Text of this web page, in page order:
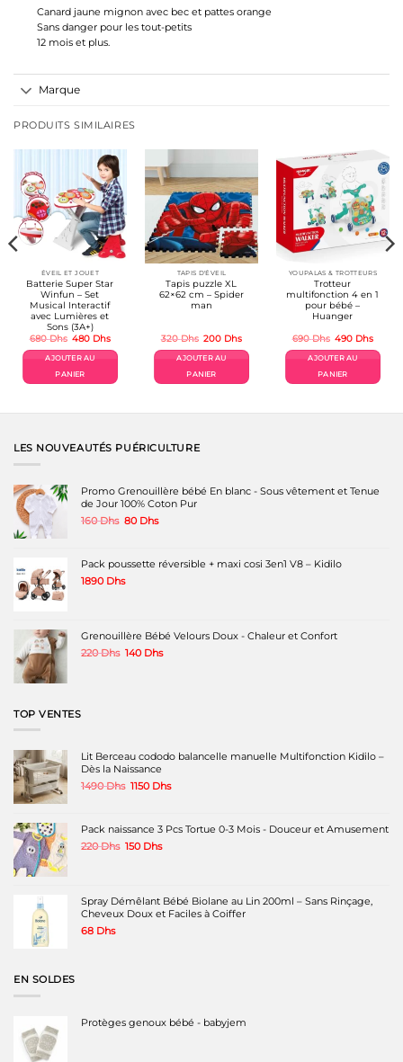
Canard jaune mignon avec bec et pattes orange
Sans danger pour les tout-petits
12 mois et plus.
Marque
PRODUITS SIMILAIRES
ÉVEIL ET JOUET
Batterie Super Star
Winfun – Set
Musical Interactif
avec Lumières et
Sons (3A+)
680Dhs Le
initial
était :
680 Dhs.
480 DhsLe
actuel
AJOUTER AU
PANIER
TAPIS D'ÉVEIL
Tapis puzzle XL
62×62 cm – Spider
man
320Dhs Le
initial
était :
320 Dhs.
200 DhsLe
actuel
AJOUTER AU
PANIER
YOUPALAS & TROTTEURS
Trotteur
multifonction 4 en 1
pour bébé –
Huanger
690Dhs Le
initial
était :
690 Dhs.
490 DhsLe
actuel
AJOUTER AU
PANIER
LES NOUVEAUTÉS PUÉRICULTURE
Promo Grenouillère bébé En blanc - Sous vêtement et Tenue
de Jour 100% Coton Pur
160Dhs Le
160 Dhs.
80 DhsLe
est :
80 Dhs.
Pack poussette réversible + maxi cosi 3en1 V8 – Kidilo
1890 Dhs
Grenouillère Bébé Velours Doux - Chaleur et Confort
220Dhs Le
140 DhsLe
TOP VENTES
Lit Berceau cododo balancelle manuelle Multifonction Kidilo –
Dès la Naissance
1490Dhs Le
1490 Dhs.
1150 DhsLe
est :
1150 Dhs.
Pack naissance 3 Pcs Tortue 0-3 Mois - Douceur et Amusement
220Dhs Le
220 Dhs.
150 DhsLe
150 Dhs.
Spray Démêlant Bébé Biolane au Lin 200ml – Sans Rinçage,
Cheveux Doux et Faciles à Coiffer
68 Dhs
EN SOLDES
Protèges genoux bébé - babyjem